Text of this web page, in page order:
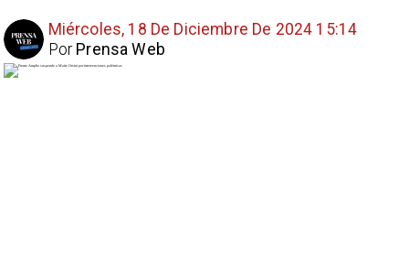
Miércoles, 18 De Diciembre De 2024 15:14
Prensa Web
Por